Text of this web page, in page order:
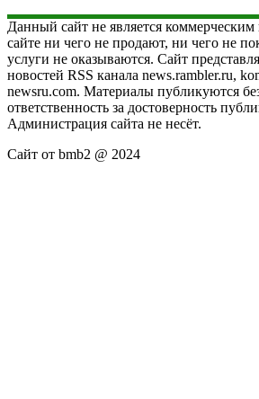
Данный сайт не является
сайте ни чего не продают, ни чего не
услуги не оказываются. Сайт
новостей RSS канала news.rambler.ru,
newsru.com. Материалы публикуются
ответственность за достоверность
Администрация сайта не несёт.
Сайт от bmb2 @ 2024